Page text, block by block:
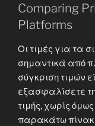
Comparing
Platforms
Οι τιμές για τα
σημαντικά από
σύγκριση τιμών
εξασφαλίσετε
τιμής, χωρίς
παρακάτω